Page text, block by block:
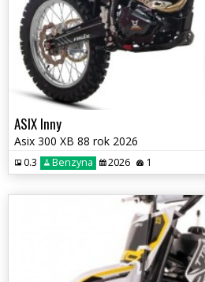
ASIX Inny
Asix 300 XB 88 rok 2026
0.3 Benzyna 2026 1